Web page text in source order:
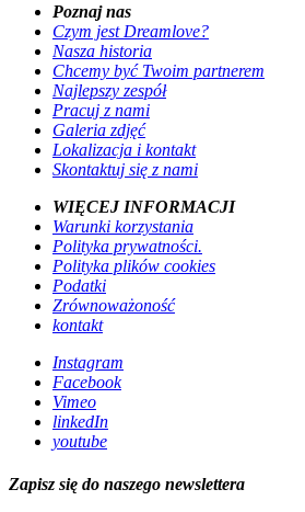
Poznaj nas
Czym jest Dreamlove?
Nasza historia
Chcemy być Twoim partnerem
Najlepszy zespół
Pracuj z nami
Galeria zdjęć
Lokalizacja i kontakt
Skontaktuj się z nami
WIĘCEJ INFORMACJI
Warunki korzystania
Polityka prywatności.
Polityka plików cookies
Podatki
Zrównoważoność
kontakt
Instagram
Facebook
Vimeo
linkedIn
youtube
Zapisz się do naszego newslettera